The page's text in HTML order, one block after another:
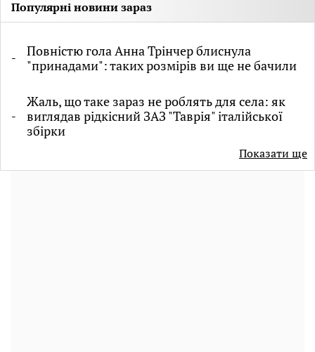
Популярні новини зараз
Повністю гола Анна Трінчер блиснула
"принадами": таких розмірів ви ще не бачили
Жаль, що таке зараз не роблять для села: як
виглядав рідкісний ЗАЗ "Таврія" італійської
збірки
Показати ще